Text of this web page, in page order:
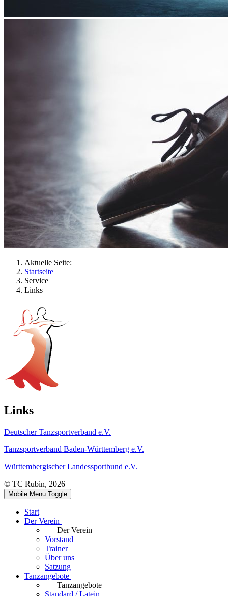
Aktuelle Seite:
Startseite
Service
Links
Links
Deutscher Tanzsportverband e.V.
Tanzsportverband Baden-Württemberg e.V.
Württembergischer Landessportbund e.V.
© TC Rubin, 2026
Mobile Menu Toggle
Start
Der Verein
Der Verein
Vorstand
Trainer
Über uns
Satzung
Tanzangebote
Tanzangebote
Standard / Latein